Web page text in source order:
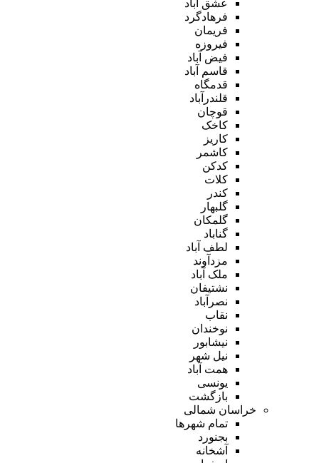
عشق آباد
فرهادگرد
فریمان
فیروزه
فیض آباد
قاسم آباد
قدمگاه
قلندرآباد
قوچان
کاخک
کاریز
کاشمر
کدکن
کلات
کندر
گلبهار
گلمکان
گناباد
لطف آباد
مزدآوند
ملک آباد
نشتیفان
نصرآباد
نقاب
نوخندان
نیشابور
نیل شهر
همت آباد
یونسی
بازگشت
خراسان شمالی
تمام شهر‌ها
بجنورد
آشخانه